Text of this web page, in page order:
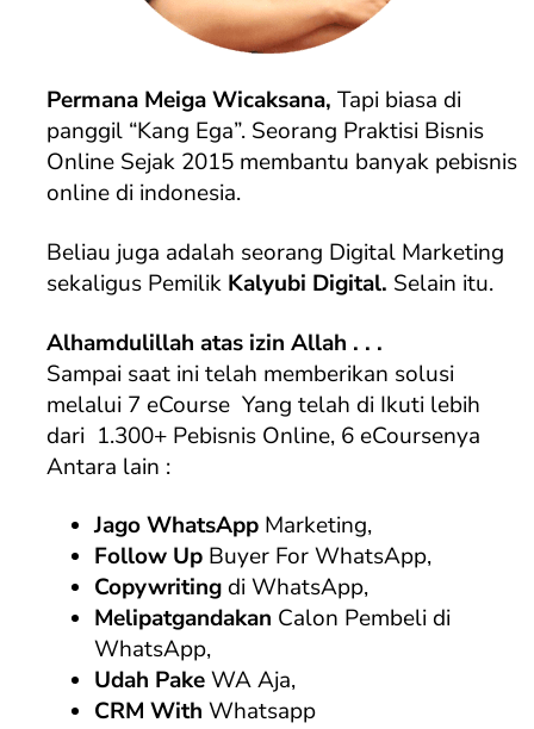
Permana Meiga Wicaksana, Tapi biasa di
panggil “Kang Ega”. Seorang Praktisi Bisnis
Online Sejak 2015 membantu banyak pebisnis
online di indonesia.
Beliau juga adalah seorang Digital Marketing
sekaligus Pemilik Kalyubi Digital. Selain itu.
Alhamdulillah atas izin Allah . . .
Sampai saat ini telah memberikan solusi
melalui 7 eCourse Yang telah di Ikuti lebih
dari 1.300+ Pebisnis Online, 6 eCoursenya
Antara lain :
Jago WhatsApp Marketing,
Follow Up Buyer For WhatsApp,
Copywritingdi WhatsApp,
Melipatgandakan Calon Pembeli di
WhatsApp,
Udah PakeWA Aja,
CRM With Whatsapp